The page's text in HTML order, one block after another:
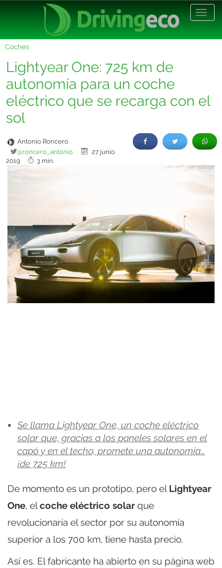
Coches
Lightyear One: 725 km de
autonomía para un coche
eléctrico que se recarga con el
sol
Antonio Roncero
@roncero_antonio
27 junio
2019
3 min.
Se llama Lightyear One, un coche eléctrico
solar que, gracias a los paneles solares en el
capó y en el techo, promete una autonomía…
¡de 725 km!
De momento es un prototipo, pero el Lightyear
One, elcoche eléctrico solar que
revolucionaría el sector por su autonomía
superior a los 700 km, tiene hasta precio.
Así es. El fabricante ha abierto en su página web